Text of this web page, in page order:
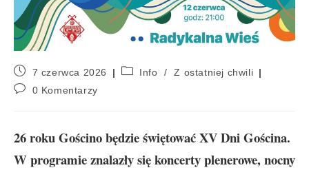
7 czerwca 2026 Info /
Z ostatniej chwili
0 Komentarzy
26 roku Gościno będzie świętować XV Dni Gościna.
W programie znalazły się koncerty plenerowe, nocny